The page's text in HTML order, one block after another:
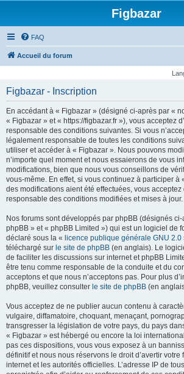
Figbazar
FAQ
Accueil du forum
Figbazar - Inscription
En accédant à « Figbazar » (désigné ci-après par «
« Figbazar » et « https://figbazar.fr »), vous acceptez
responsable des conditions suivantes. Si vous
légalement responsable de toutes les conditions
utiliser et accéder à « Figbazar ». Nous pouvons
n’importe quel moment et nous essaierons de vous
modifications, bien que nous vous conseillons de
vous-même. En effet, si vous continuez à participer à
des modifications aient été effectuées, vous acceptez
responsable des conditions modifiées et mises à jour.
Nos forums sont développés par phpBB (désignés ci-
phpBB » et « phpBB Limited ») qui est un logiciel de
déclaré sous la « licence publique générale GNU 2.0
téléchargé sur le site de phpBB (en anglais). Le
de faciliter les discussions sur internet et phpBB
être tenu comme responsable de la conduite et du
acceptons et que nous n’acceptons pas. Pour plus
phpBB, veuillez consulter le site de phpBB (en
Vous acceptez de ne publier aucun contenu à
vulgaire, diffamatoire, choquant, menaçant,
transgresser la législation de votre pays, du pays
« Figbazar » est hébergé ou encore la loi
pas ces dispositions, vous vous exposez à un
définitif et nous nous réservons le droit d’avertir votre
internet et les autorités officielles. L’adresse IP de